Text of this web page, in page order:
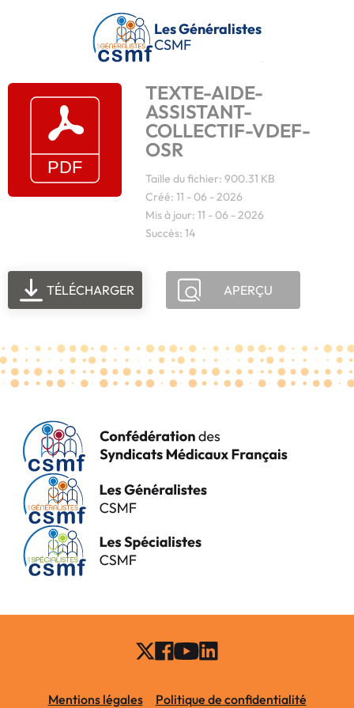
Passer au contenu principal
Les Généralistes
CSMF
TEXTE-AIDE-
ASSISTANT-
COLLECTIF-VDEF-
OSR
Taille du fichier: 900.31 KB
Créé: 11 - 06 - 2026
Mis à jour: 11 - 06 - 2026
Succès: 14
TÉLÉCHARGER APERÇU
Mentions légales Politique de confidentialité